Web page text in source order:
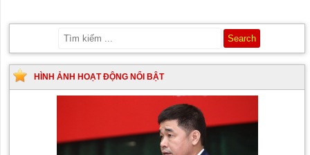
HÌNH ẢNH HOẠT ĐỘNG NỔI BẬT